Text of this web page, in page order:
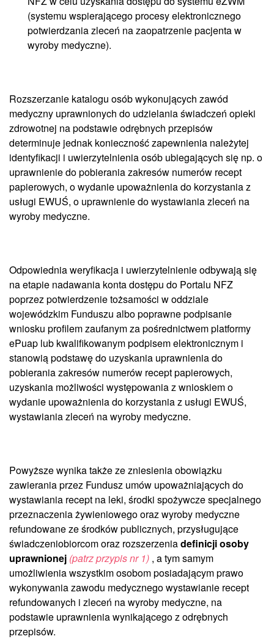
(systemu wspierającego procesy elektronicznego
potwierdzania zleceń na zaopatrzenie pacjenta w
wyroby medyczne).
Rozszerzanie katalogu osób wykonujących zawód
medyczny uprawnionych do udzielania świadczeń opieki
zdrowotnej na podstawie odrębnych przepisów
determinuje jednak konieczność zapewnienia należytej
identyfikacji i uwierzytelnienia osób ubiegających się np. o
uprawnienie do pobierania zakresów numerów recept
papierowych, o wydanie upoważnienia do korzystania z
usługi EWUŚ, o uprawnienie do wystawiania zleceń na
wyroby medyczne.
Odpowiednia weryfikacja i uwierzytelnienie odbywają się
na etapie nadawania konta dostępu do Portalu NFZ
poprzez potwierdzenie tożsamości w oddziale
wojewódzkim Funduszu albo poprawne podpisanie
wniosku profilem zaufanym za pośrednictwem platformy
ePuap lub kwalifikowanym podpisem elektronicznym i
stanowią podstawę do uzyskania uprawnienia do
pobierania zakresów numerów recept papierowych,
uzyskania możliwości występowania z wnioskiem o
wydanie upoważnienia do korzystania z usługi EWUŚ,
wystawiania zleceń na wyroby medyczne.
Powyższe wynika także ze zniesienia obowiązku
zawierania przez Fundusz umów upoważniających do
wystawiania recept na leki, środki spożywcze specjalnego
przeznaczenia żywieniowego oraz wyroby medyczne
refundowane ze środków publicznych, przysługujące
świadczeniobiorcom oraz rozszerzeniadefinicji osoby
uprawnionej (patrz przypis nr 1) , a tym samym
umożliwienia wszystkim osobom posiadającym prawo
wykonywania zawodu medycznego wystawianie recept
refundowanych i zleceń na wyroby medyczne, na
podstawie uprawnienia wynikającego z odrębnych
przepisów.